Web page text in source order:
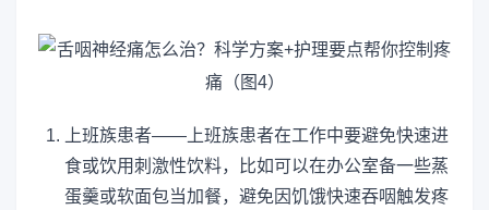
上班族患者——上班族患者在工作中要避免快速进
食或饮用刺激性饮料，比如可以在办公室备一些蒸
蛋羹或软面包当加餐，避免因饥饿快速吞咽触发疼